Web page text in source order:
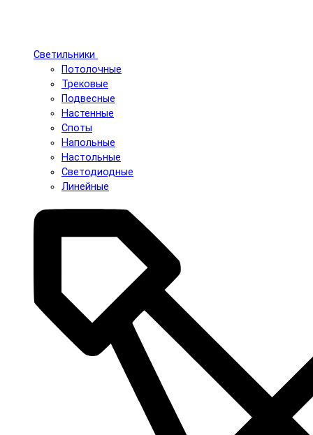
Светильники
Потолочные
Трековые
Подвесные
Настенные
Споты
Напольные
Настольные
Светодиодные
Линейные